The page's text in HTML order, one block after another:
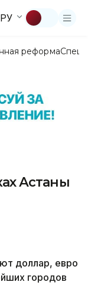
РУ
реформа
Астаны
доллар, евро
городов